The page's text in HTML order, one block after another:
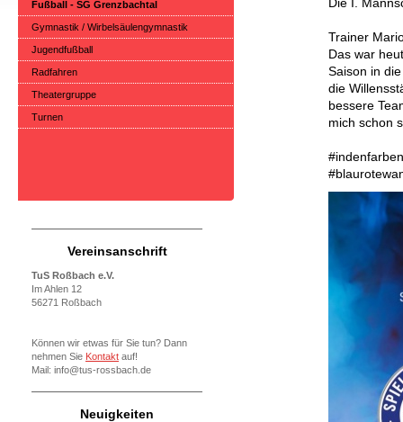
Die I.
Trainer
Das war
Saison in
die
bessere
mich schon
Fußball - SG Grenzbachtal
Gymnastik / Wirbelsäulengymnastik
Jugendfußball
Radfahren
Theatergruppe
Turnen
Vereinsanschrift
TuS Roßbach e.V.
Im Ahlen 12
56271 Roßbach
Können wir etwas für Sie tun? Dann
nehmen Sie Kontakt auf!
Mail: info@tus-rossbach.de
Neuigkeiten